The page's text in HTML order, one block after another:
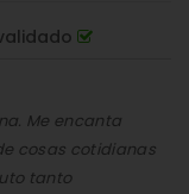
Me encanta
cosas cotidianas
tanto